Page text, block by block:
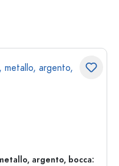
argento, bocca: